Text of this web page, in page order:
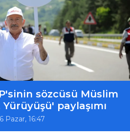
sözcüsü Müslim
paylaşımı
Pazar, 16:47